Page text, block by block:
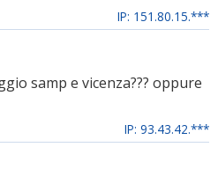
IP: 151.80.15.***
samp e vicenza??? oppure
IP: 93.43.42.***